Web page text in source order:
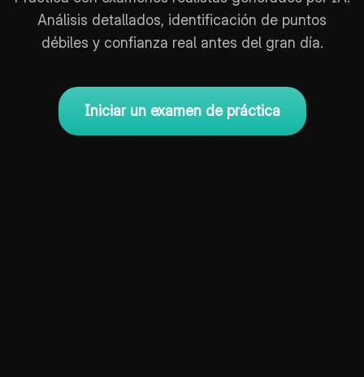
Análisis detallados, identificación de puntos
débiles y confianza real antes del gran día.
Iniciar un examen de práctica